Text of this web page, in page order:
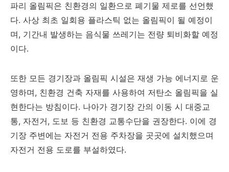
파리 올림픽은 친환경의 일환으로 폐기물 제로를 선언했
다. 사상 최초 일회용 플라스틱 없는 올림픽이 될 예정이
며, 기간내 발생하는 음식물 쓰레기는 전량 퇴비화할 예정
이다.
또한 모든 경기장과 올림픽 시설은 재생 가능 에너지로 운
영하며, 친환경 건축 자재를 사용하여 저탄소 올림픽을 실
현한다는 방침이다. 나아가 경기장 간의 이동 시 대중교
통, 자전거, 도보 등 친환경 교통수단을 권장한다. 이에 경
기장 주변에는 자전거 전용 주차장을 곳곳에 설치했으며
자전거 전용 도로를 부설하였다.